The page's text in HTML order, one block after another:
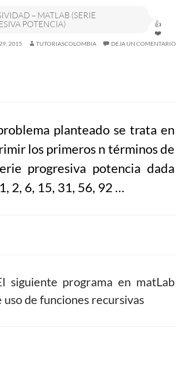
– MATLAB (SERIE
POTENCIA)
2015 TUTORIASCOLOMBIA DEJA UN COMENTARIO
planteado se trata en
los primeros n términos de
progresiva potencia dada
2, 6, 15, 31, 56, 92 …
siguiente programa en matLab
uso de funciones recursivas